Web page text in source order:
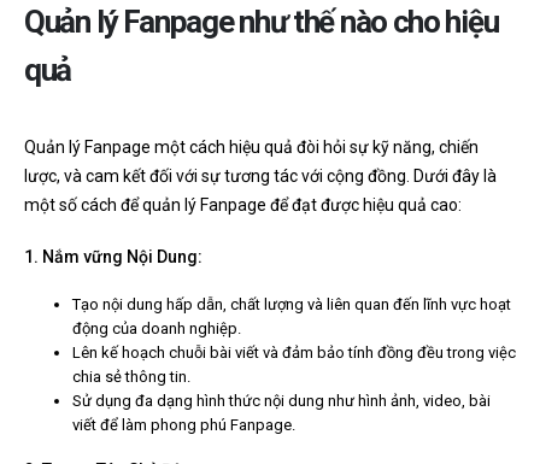
Quản lý Fanpage như thế nào cho hiệu
quả
Quản lý Fanpage một cách hiệu quả đòi hỏi sự kỹ năng, chiến
lược, và cam kết đối với sự tương tác với cộng đồng. Dưới đây là
một số cách để quản lý Fanpage để đạt được hiệu quả cao:
1. Nắm vững Nội Dung:
Tạo nội dung hấp dẫn, chất lượng và liên quan đến lĩnh vực hoạt
động của doanh nghiệp.
Lên kế hoạch chuỗi bài viết và đảm bảo tính đồng đều trong việc
chia sẻ thông tin.
Sử dụng đa dạng hình thức nội dung như hình ảnh, video, bài
viết để làm phong phú Fanpage.